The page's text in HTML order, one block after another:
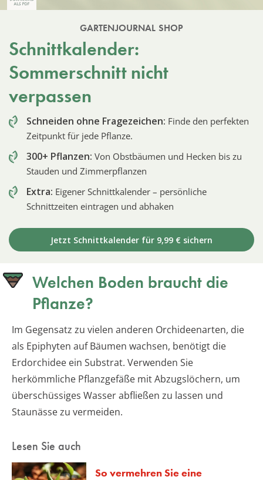
GARTENJOURNAL SHOP
Schnittkalender:
Sommerschnitt nicht
verpassen
Schneiden ohne Fragezeichen: Finde den perfekten
Zeitpunkt für jede Pflanze.
300+ Pflanzen: Von Obstbäumen und Hecken bis zu
Stauden und Zimmerpflanzen
Extra: Eigener Schnittkalender – persönliche
Schnittzeiten eintragen und abhaken
Jetzt Schnittkalender für 9,99 € sichern
Welchen Boden braucht die
Pflanze?
Im Gegensatz zu vielen anderen Orchideenarten, die
als Epiphyten auf Bäumen wachsen, benötigt die
Erdorchidee ein Substrat. Verwenden Sie
herkömmliche Pflanzgefäße mit Abzugslöchern, um
überschüssiges Wasser abfließen zu lassen und
Staunässe zu vermeiden.
Lesen Sie auch
So vermehren Sie eine